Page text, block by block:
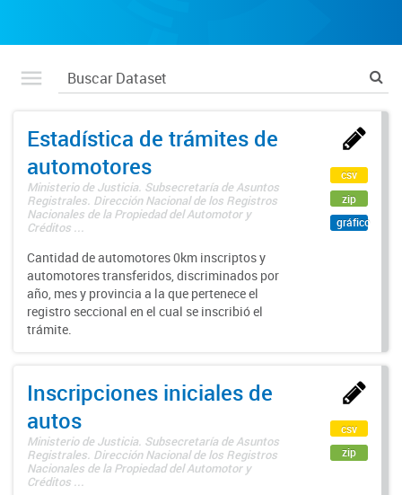
Estadística de trámites de
automotores
Ministerio de Justicia. Subsecretaría de Asuntos
Registrales. Dirección Nacional de los Registros
Nacionales de la Propiedad del Automotor y
Créditos ...
Cantidad de automotores 0km inscriptos y
automotores transferidos, discriminados por
año, mes y provincia a la que pertenece el
registro seccional en el cual se inscribió el
trámite.
csv
zip
gráfico
Inscripciones iniciales de
autos
Ministerio de Justicia. Subsecretaría de Asuntos
Registrales. Dirección Nacional de los Registros
Nacionales de la Propiedad del Automotor y
Créditos ...
csv
zip